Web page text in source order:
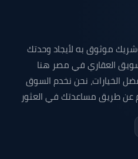
موثوق به لأيجاد وحدتك
العقاري في مصر هنا
الخيارات، نحن نخدم السوق
عن طريق مساعدتك في العثور
تجاري - مكتب إداري - عيادة